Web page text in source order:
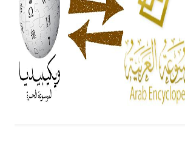
الدين والفلسفة.
- هل تعلم أن المرجان إفراز حيواني
يتكون في البحر ويتركب من مادة
كربونات الكلسيوم، وهو أحمر أو شديد
الحمرة وهو أجود أنواعه، ويمتاز بكبر
الحجم ويسمى الش